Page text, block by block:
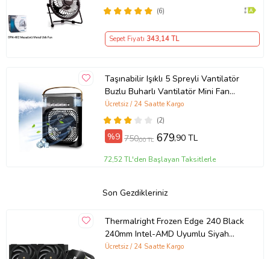
(6)
Sepet Fiyatı 343,14 TL
Taşınabilir Işıklı 5 Spreyli Vantilatör
Buzlu Buharlı Vantilatör Mini Fan
Nemlendirici (Siyah)
(2)
Ücretsiz / 24 Saatte Kargo
%9 750,00 TL 679,90 TL
72,52 TL'den Başlayan Taksitlerle
Son Gezdikleriniz
Thermalright Frozen Edge 240 Black
240mm Intel-AMD Uyumlu Siyah
İşlemci Sıvı Soğutucu
Ücretsiz / 24 Saatte Kargo